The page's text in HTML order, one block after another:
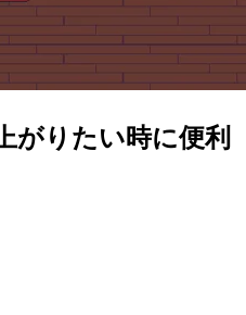
がりたい時に便利